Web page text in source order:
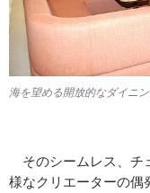
海を望める開放的なダイニ
そのシームレス、チ
様なクリエーターの偶